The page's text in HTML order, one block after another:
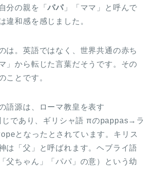
分の親を「パパ 」「ママ」と呼んで
違和感を感じました。
は。英語ではなく、世界共通の赤ち
」から転じた言葉だそうです。その
ことです。
語源は、ローマ教皇を表す
じであり、ギリシャ語 πのpappas→ラ
となったとされています。キリス
は「父」と呼ばれます。ヘブライ語
父ちゃん」「パパ」の意）という幼